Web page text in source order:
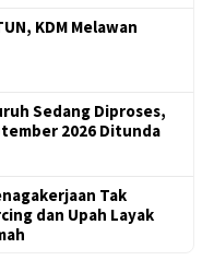
KDM Melawan
Sedang Diproses,
2026 Ditunda
Tak
dan Upah Layak